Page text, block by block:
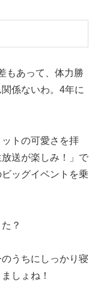
もあって、体力勝
係ないわ。4年に
ットの可愛さを拝
送が楽しみ！」で
ッグイベントを乗
？
うちにしっかり寝
しょね！